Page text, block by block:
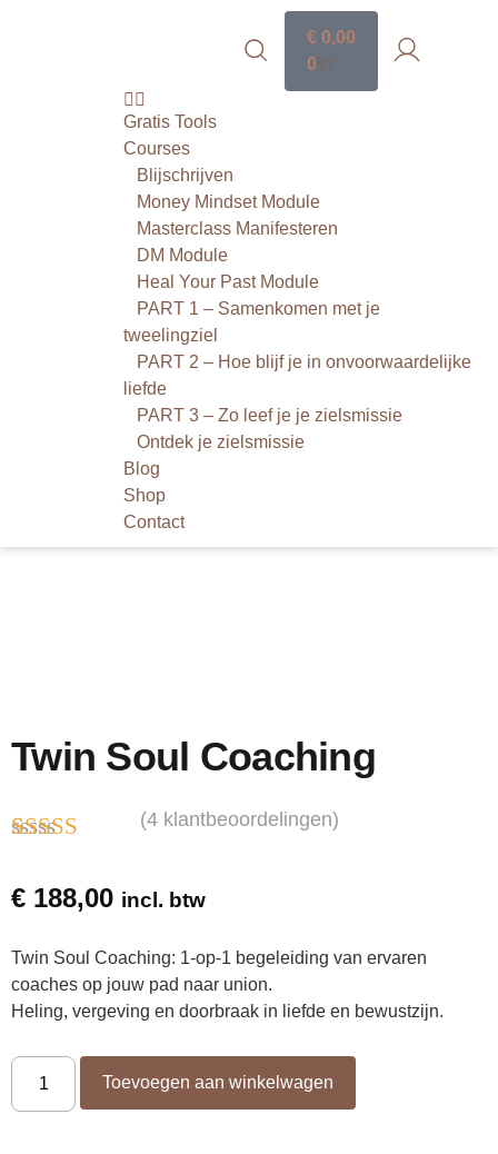
Gratis Tools
Courses
Blijschrijven
Money Mindset Module
Masterclass Manifesteren
DM Module
Heal Your Past Module
PART 1 – Samenkomen met je
tweelingziel
PART 2 – Hoe blijf je in onvoorwaardelijke
liefde
PART 3 – Zo leef je je zielsmissie
Ontdek je zielsmissie
Blog
Shop
Contact
€0,00
0
Twin Soul Coaching
5.00op 5
gebaseerd op
lingen
(4 klantbeoordelingen)
€188,00 incl. btw
Twin Soul Coaching: 1-op-1 begeleiding van ervaren
coaches op jouw pad naar union.
Heling, vergeving en doorbraak in liefde en bewustzijn.
Toevoegen aan winkelwagen